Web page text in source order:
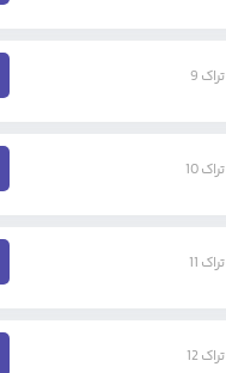
تراک 9
تراک 10
تراک 11
تراک 12